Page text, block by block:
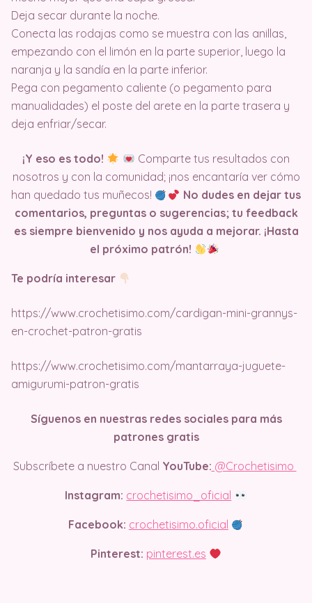
Deja secar durante la noche.
Conecta las rodajas como se muestra con las anillas,
empezando con el limón en la parte superior, luego la
naranja y la sandía en la parte inferior.
Pega con pegamento caliente (o pegamento para
manualidades) el poste del arete en la parte trasera y
deja enfriar/secar.
¡Y eso es todo!
Comparte tus resultados con
nosotros y con la comunidad; ¡nos encantaría ver cómo
han quedado tus muñecos!
No dudes en dejar tus
comentarios, preguntas o sugerencias; tu feedback
es siempre bienvenido y nos ayuda a mejorar. ¡Hasta
el próximo patrón!
Te podría interesar
https://www.crochetisimo.com/cardigan-mini-grannys-
en-crochet-patron-gratis
https://www.crochetisimo.com/mantarraya-juguete-
amigurumi-patron-gratis
Síguenos en nuestras redes sociales para más
patrones gratis
Subscríbete a nuestro Canal YouTube: @Crochetisimo
Instagram: crochetisimo_oficial
Facebook: crochetisimo.oficial
Pinterest: pinterest.es